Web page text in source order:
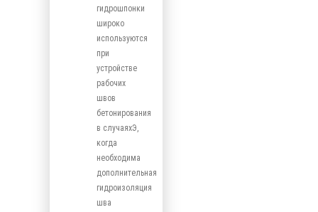
гидрошпонки
широко
используются
при
устройстве
рабочих
швов
бетонирования
в случаяхЭ,
когда
необходима
дополнительная
гидроизоляция
шва